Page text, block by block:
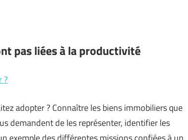
pas liées à la productivité
?
adopter ? Connaître les biens immobiliers que
demandent de les représenter, identifier les